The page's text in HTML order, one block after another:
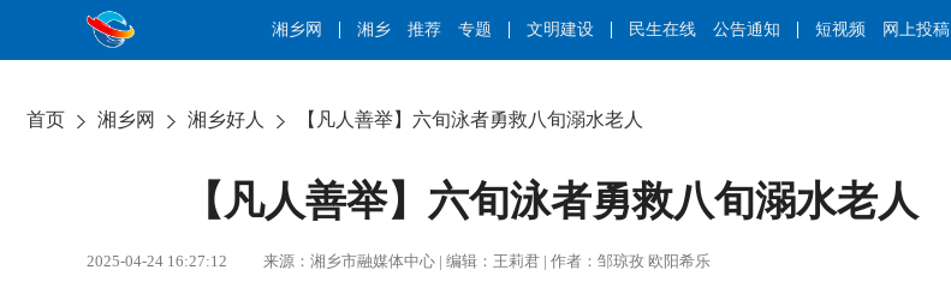
湘乡网 湘乡 推荐 专题 文明建设 民生在线 公告通知 短视频 网上投稿
首页 湘乡网 湘乡好人 【凡人善举】六旬泳者勇救八旬溺水老人
【凡人善举】六旬泳者勇救八旬溺水老人
2025-04-24 16:27:12 来源：湘乡市融媒体中心 | 编辑：王莉君 | 作者：邹琼孜 欧阳希乐